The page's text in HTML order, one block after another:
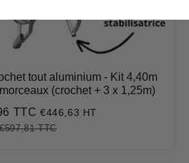
tout aluminium - Kit 4,40m
(crochet + 3 x 1,25m)
TTC€535,96
€446,63 HT
Prix
€597,81 TTC€597,81